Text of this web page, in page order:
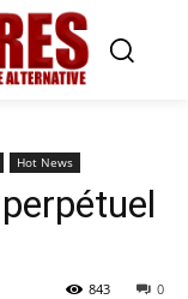
Hot News
0
843